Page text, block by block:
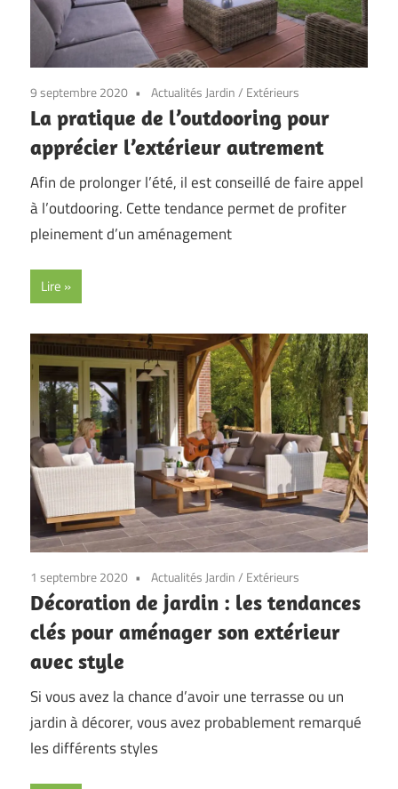
9 septembre 2020 Actualités Jardin/ Extérieurs
La pratique de l’outdooring pour
apprécier l’extérieur autrement
Afin de prolonger l’été, il est conseillé de faire appel
à l’outdooring. Cette tendance permet de profiter
pleinement d’un aménagement
Lire
1 septembre 2020 Actualités Jardin/ Extérieurs
Décoration de jardin : les tendances
clés pour aménager son extérieur
avec style
Si vous avez la chance d’avoir une terrasse ou un
jardin à décorer, vous avez probablement remarqué
les différents styles